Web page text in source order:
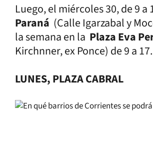
Luego, el miércoles 30, de 9
Paraná (Calle Igarzabal y
la semana en la Plaza Eva
Kirchnner, ex Ponce) de 9 a 17.
LUNES, PLAZA CABRAL